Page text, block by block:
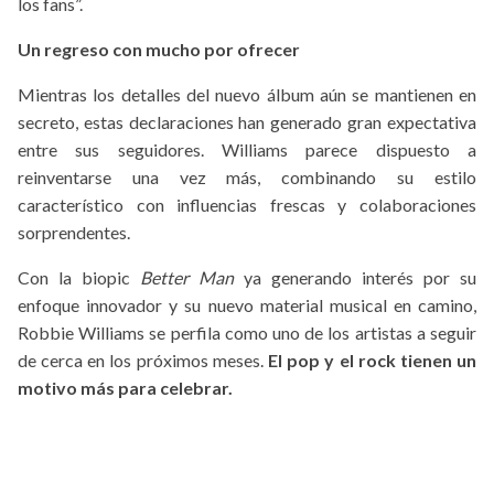
los fans”.
Un regreso con mucho por ofrecer
Mientras los detalles del nuevo álbum aún se mantienen en
secreto, estas declaraciones han generado gran expectativa
entre sus seguidores. Williams parece dispuesto a
reinventarse una vez más, combinando su estilo
característico con influencias frescas y colaboraciones
sorprendentes.
Con la biopic Better Manya generando interés por su
enfoque innovador y su nuevo material musical en camino,
Robbie Williams se perfila como uno de los artistas a seguir
de cerca en los próximos meses. El pop y el rock tienen un
motivo más para celebrar.